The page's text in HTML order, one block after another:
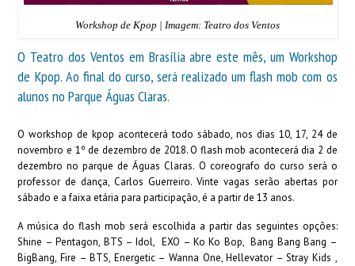
Workshop de Kpop | Imagem: Teatro dos Ventos
O Teatro dos Ventos em Brasília abre este mês, um Workshop
de Kpop. Ao final do curso, será realizado um flash mob com os
alunos no Parque Águas Claras.
O workshop de kpop acontecerá todo sábado, nos dias 10, 17, 24 de
novembro e 1º de dezembro de 2018. O flash mob acontecerá dia 2 de
dezembro no parque de Águas Claras. O coreografo do curso será o
professor de dança, Carlos Guerreiro. Vinte vagas serão abertas por
sábado e a faixa etária para participação, é a partir de 13 anos.
A música do flash mob será escolhida a partir das seguintes opções:
Shine – Pentagon, BTS – Idol, EXO – Ko Ko Bop, Bang Bang Bang –
BigBang, Fire – BTS, Energetic – Wanna One, Hellevator – Stray Kids ,